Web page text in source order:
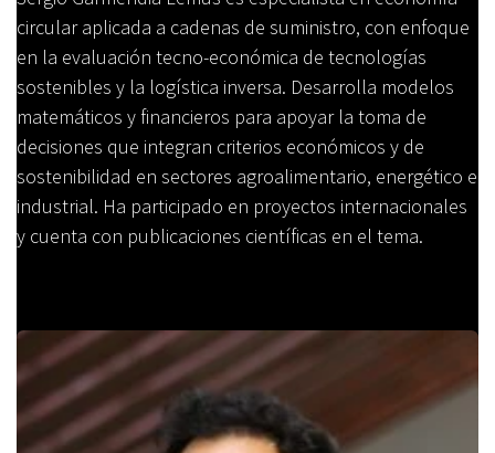
circular aplicada a cadenas de suministro, con enfoque
en la evaluación tecno-económica de tecnologías
sostenibles y la logística inversa. Desarrolla modelos
matemáticos y financieros para apoyar la toma de
decisiones que integran criterios económicos y de
sostenibilidad en sectores agroalimentario, energético e
industrial. Ha participado en proyectos internacionales
y cuenta con publicaciones científicas en el tema.